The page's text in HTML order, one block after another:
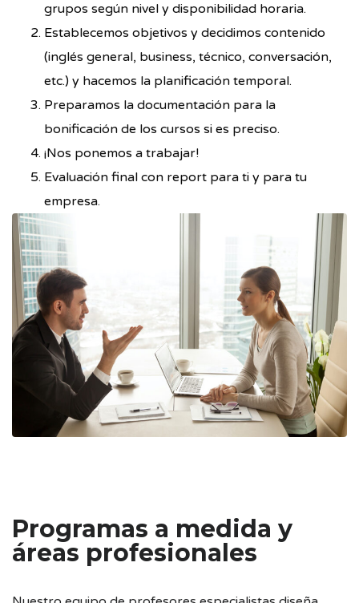
grupos según nivel y disponibilidad horaria.
Establecemos objetivos y decidimos contenido
(inglés general, business, técnico, conversación,
etc.) y hacemos la planificación temporal.
Preparamos la documentación para la
bonificación de los cursos si es preciso.
¡Nos ponemos a trabajar!
Evaluación final con report para ti y para tu
empresa.
Programas a medida y
áreas profesionales